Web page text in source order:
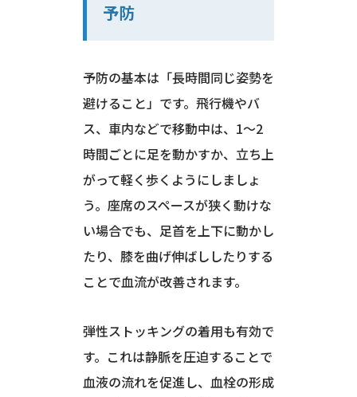
予防
予防の基本は「長時間同じ姿勢を
避けること」です。飛行機やバ
ス、車内などで移動中は、1〜2
時間ごとに足を動かすか、立ち上
がって軽く歩くようにしましょ
う。座席のスペースが狭く動けな
い場合でも、足首を上下に動かし
たり、膝を曲げ伸ばししたりする
ことで血流が改善されます。
弾性ストッキングの着用も有効で
す。これは静脈を圧迫することで
血液の流れを促進し、血栓の形成